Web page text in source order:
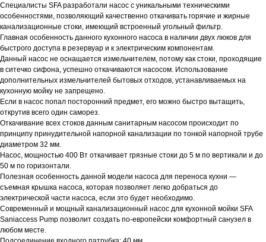
Специалисты SFA разработали насос с уникальными техническими
особенностями, позволяющий качественно откачивать горячие и жирные
канализационные стоки, имеющий встроенный угольный фильтр.
Главная особенность данного кухонного насоса в наличии двух люков для
быстрого доступа в резервуар и к электрическим компонентам.
Данный насос не оснащается измельчителем, потому как стоки, проходящие
в ситечко сифона, успешно откачиваются насосом. Использование
дополнительных измельчителей бытовых отходов, устанавливаемых на
кухонную мойку не запрещено.
Если в насос попал посторонний предмет, его можно быстро вытащить,
открутив всего один саморез.
Откачивание всех стоков данным санитарным насосом происходит по
принципу принудительной напорной канализации по тонкой напорной трубе
диаметром 32 мм.
Насос, мощностью 400 Вт откачивает грязные стоки до 5 м по вертикали и до
50 м по горизонтали.
Полезная особенность данной модели насоса для переноса кухни —
съемная крышка насоса, которая позволяет легко добраться до
электрической части насоса, если это будет необходимо.
Современный и мощный канализационный насос для кухонной мойки SFA
Saniaccess Pump позволит создать по-европейски комфортный санузел в
любом месте.